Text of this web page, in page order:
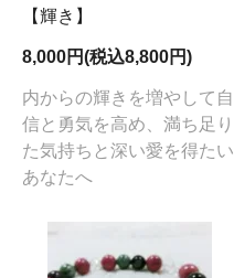
【輝き】
8,000円(税込8,800円)
内からの輝きを増やして自
信と勇気を高め、満ち足り
た気持ちと深い愛を得たい
あなたへ